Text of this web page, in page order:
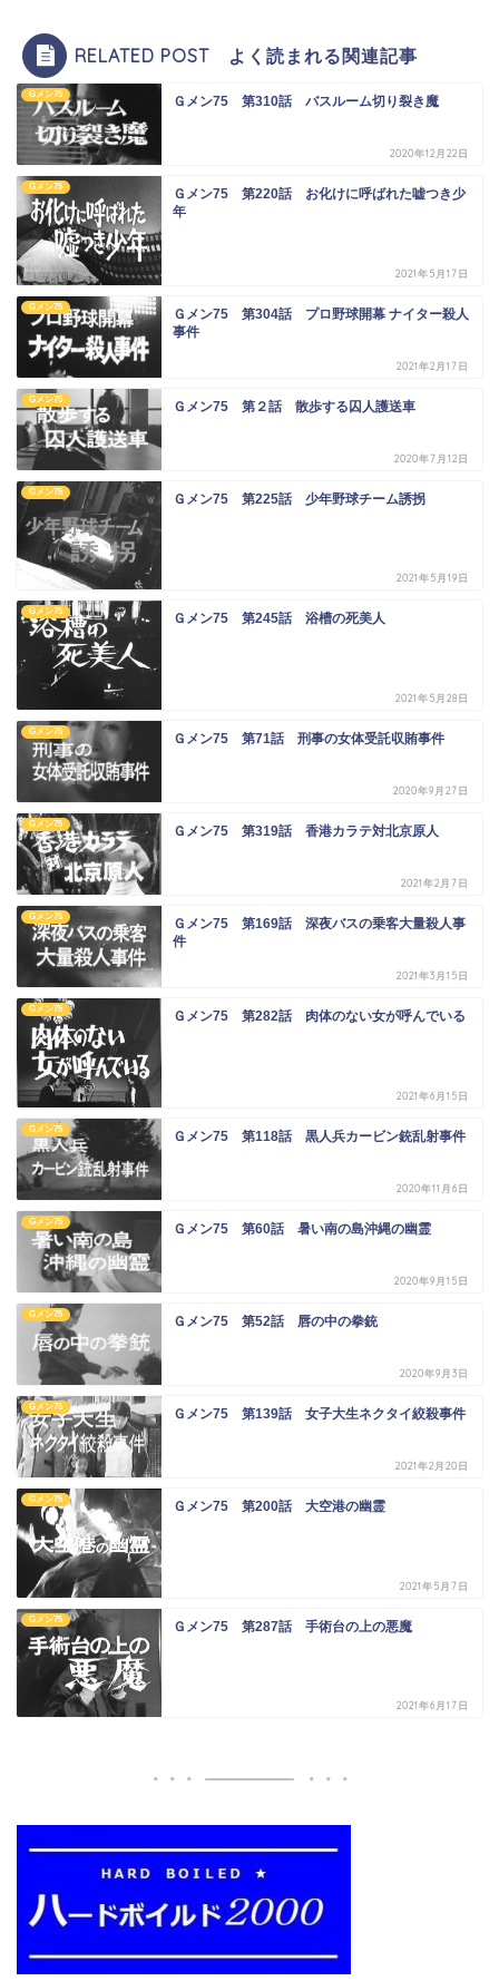
RELATED POST よく読まれる関連記事
Gメン75 Ｇメン75 第310話 バスルーム切り裂き魔
2020年12月22日
Gメン75
Ｇメン75 第220話 お化けに呼ばれた嘘つき少
年
2021年5月17日
Gメン75
Ｇメン75 第304話 プロ野球開幕 ナイター殺人
事件
2021年2月17日
Gメン75 Ｇメン75 第２話 散歩する囚人護送車
2020年7月12日
Gメン75 Ｇメン75 第225話 少年野球チーム誘拐
2021年5月19日
Gメン75 Ｇメン75 第245話 浴槽の死美人
2021年5月28日
Gメン75 Ｇメン75 第71話 刑事の女体受託収賄事件
2020年9月27日
Gメン75 Ｇメン75 第319話 香港カラテ対北京原人
2021年2月7日
Gメン75
Ｇメン75 第169話 深夜バスの乗客大量殺人事
件
2021年3月15日
Gメン75 Ｇメン75 第282話 肉体のない女が呼んでいる
2021年6月15日
Gメン75 Ｇメン75 第118話 黒人兵カービン銃乱射事件
2020年11月6日
Gメン75 Ｇメン75 第60話 暑い南の島沖縄の幽霊
2020年9月15日
Gメン75 Ｇメン75 第52話 唇の中の拳銃
2020年9月3日
Gメン75 Ｇメン75 第139話 女子大生ネクタイ絞殺事件
2021年2月20日
Gメン75 Ｇメン75 第200話 大空港の幽霊
2021年5月7日
Gメン75 Ｇメン75 第287話 手術台の上の悪魔
2021年6月17日